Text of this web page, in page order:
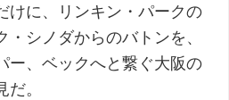
けに、リンキン・パークの
シノダからのバトンを、
ー、ベックへと繋ぐ大阪の
。